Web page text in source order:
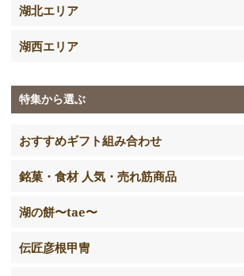
湖北エリア
湖西エリア
特集から選ぶ
おすすめギフト組み合わせ
銘菓・食材 人気・売れ筋商品
湖の餅〜tae〜
伝匠彦根甲冑